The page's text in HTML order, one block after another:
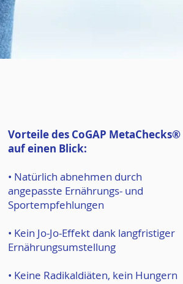
Vorteile des CoGAP MetaChecks®
auf einen Blick:
• Natürlich abnehmen durch
angepasste Ernährungs- und
Sportempfehlungen
• Kein Jo-Jo-Effekt dank langfristiger
Ernährungsumstellung
• Keine Radikaldiäten, kein Hungern